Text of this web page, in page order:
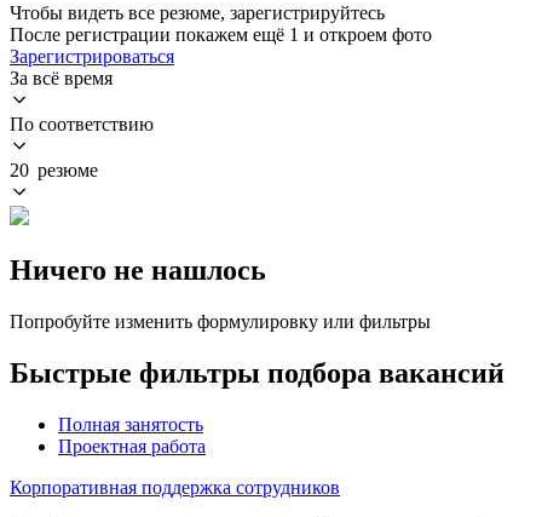
Чтобы видеть все резюме, зарегистрируйтесь
После регистрации покажем ещё 1 и откроем фото
Зарегистрироваться
За всё время
По соответствию
20 резюме
Ничего не нашлось
Попробуйте изменить формулировку или фильтры
Быстрые фильтры подбора вакансий
Полная занятость
Проектная работа
Корпоративная поддержка сотрудников